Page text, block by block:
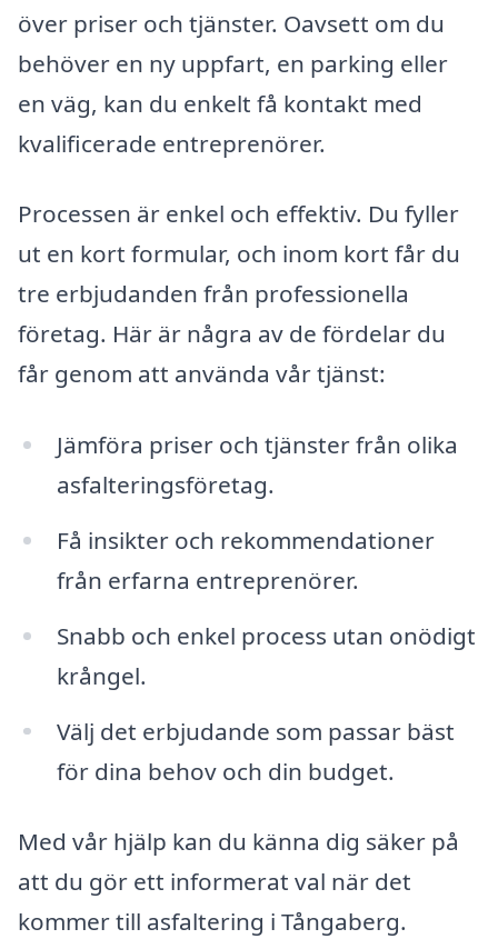
över priser och tjänster. Oavsett om du
behöver en ny uppfart, en parking eller
en väg, kan du enkelt få kontakt med
kvalificerade entreprenörer.
Processen är enkel och effektiv. Du fyller
ut en kort formular, och inom kort får du
tre erbjudanden från professionella
företag. Här är några av de fördelar du
får genom att använda vår tjänst:
Jämföra priser och tjänster från olika
asfalteringsföretag.
Få insikter och rekommendationer
från erfarna entreprenörer.
Snabb och enkel process utan onödigt
krångel.
Välj det erbjudande som passar bäst
för dina behov och din budget.
Med vår hjälp kan du känna dig säker på
att du gör ett informerat val när det
kommer till asfaltering i Tångaberg.